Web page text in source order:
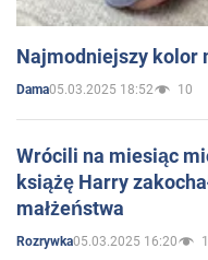
Najmodniejszy kolor
Dama05.03.2025 18:52 10
Wrócili na miesiąc
książę Harry
małżeństwa
Rozrywka05.03.2025 16:20 1